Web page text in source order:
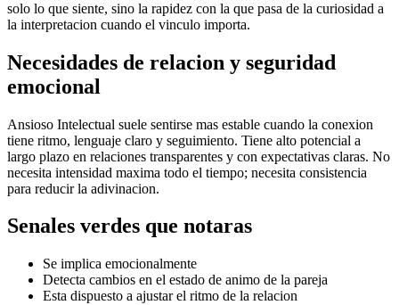
solo lo que siente, sino la rapidez con la que pasa de la curiosidad a
la interpretacion cuando el vinculo importa.
Necesidades de relacion y seguridad
emocional
Ansioso Intelectual suele sentirse mas estable cuando la conexion
tiene ritmo, lenguaje claro y seguimiento. Tiene alto potencial a
largo plazo en relaciones transparentes y con expectativas claras. No
necesita intensidad maxima todo el tiempo; necesita consistencia
para reducir la adivinacion.
Senales verdes que notaras
Se implica emocionalmente
Detecta cambios en el estado de animo de la pareja
Esta dispuesto a ajustar el ritmo de la relacion